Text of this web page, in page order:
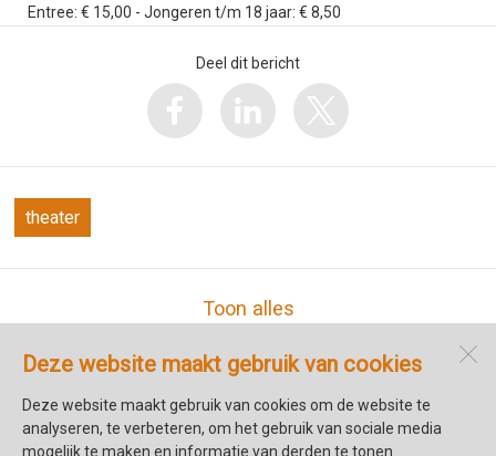
Deze website maakt gebruik van cookies
Deze website maakt gebruik van cookies om de website te
analyseren, te verbeteren, om het gebruik van sociale media
mogelijk te maken en informatie van derden te tonen.
Entree: € 15,00 - Jongeren t/m 18 jaar: € 8,50
Deel dit bericht
theater
Toon alles
Torenstraat 1
1741 CB
Schagen